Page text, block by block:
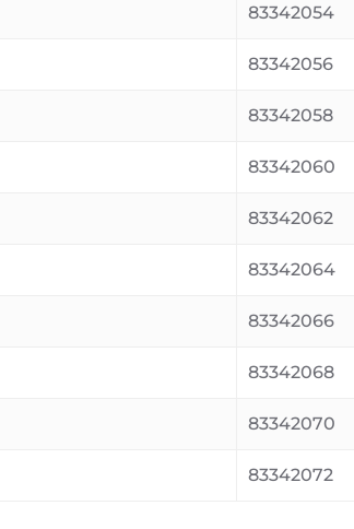
83342054
83342056
83342058
83342060
83342062
83342064
83342066
83342068
83342070
83342072